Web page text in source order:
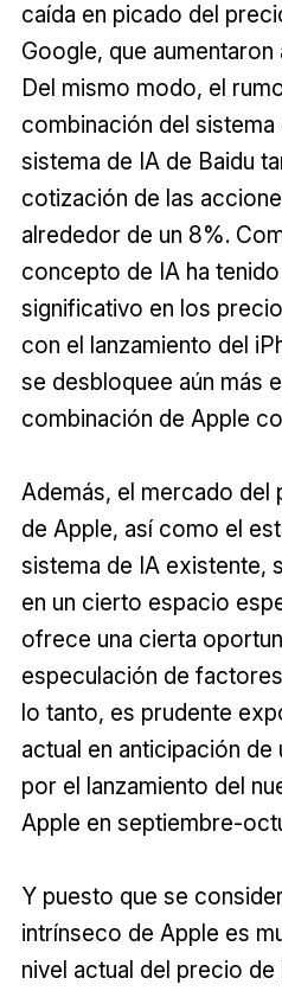
caída en picado del
Google, que
Del mismo modo, el
combinación del
sistema de IA de Baidu
cotización de las
alrededor de un 8%.
concepto de IA ha
significativo en los
con el lanzamiento del
se desbloquee aún más
combinación de Apple
Además, el mercado del
de Apple, así como el
sistema de IA existente,
en un cierto espacio
ofrece una cierta
especulación de
lo tanto, es prudente
actual en anticipación de
por el lanzamiento del
Apple en septiembre-
Y puesto que se
intrínseco de Apple es
nivel actual del precio